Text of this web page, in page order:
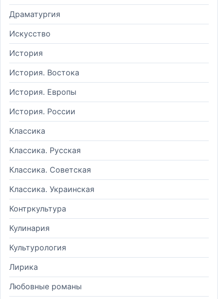
Драматургия
Искусство
История
История. Востока
История. Европы
История. России
Классика
Классика. Русская
Классика. Советская
Классика. Украинская
Контркультура
Кулинария
Культурология
Лирика
Любовные романы